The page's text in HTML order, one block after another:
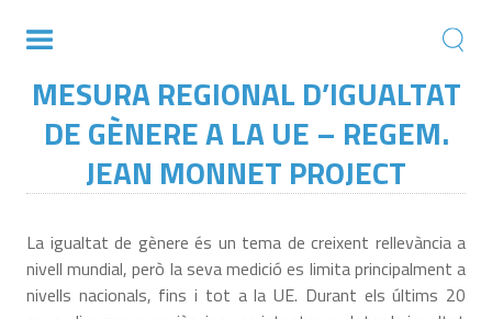
MESURA REGIONAL D’IGUALTAT
DE GÈNERE A LA UE – REGEM.
JEAN MONNET PROJECT
La igualtat de gènere és un tema de creixent rellevància a
nivell mundial, però la seva medició es limita principalment a
nivells nacionals, fins i tot a la UE. Durant els últims 20